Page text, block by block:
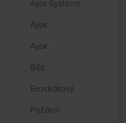
Ajax Systems
Ajax
Ajax
Bílá
Bezdrátový
Požární